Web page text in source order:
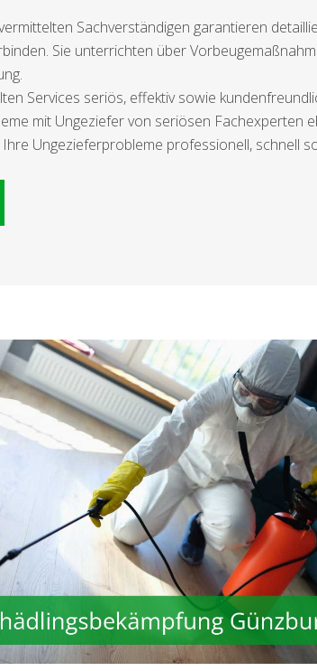
Sachverständigen garantieren
Sie unterrichten über
Services seriös, effektiv sowie
mit Ungeziefer von seriösen Fachexperten
Ungezieferprobleme professionell, schnell